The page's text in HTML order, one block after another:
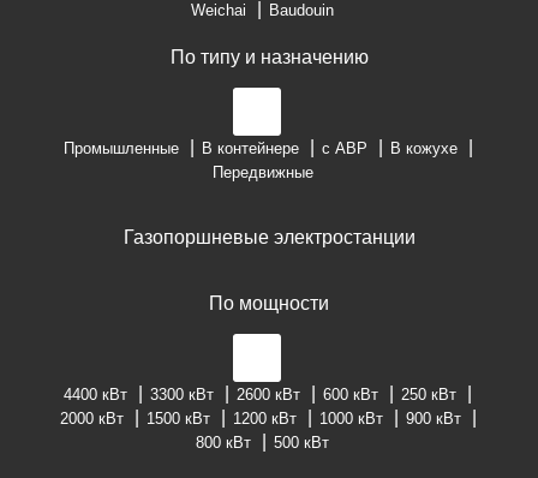
Weichai
Baudouin
По типу и назначению
Промышленные В контейнере с АВР
В кожухе
Передвижные
Газопоршневые электростанции
По мощности
4400 кВт 3300 кВт 2600 кВт 600 кВт
250 кВт
2000 кВт
1500 кВт 1200 кВт 1000 кВт
900 кВт
800 кВт
500 кВт